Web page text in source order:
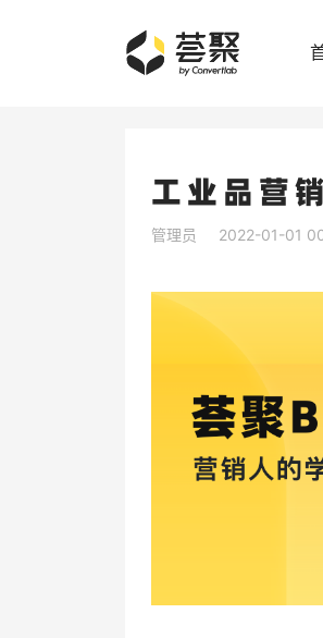
工业品营
管理员 2022-01-01